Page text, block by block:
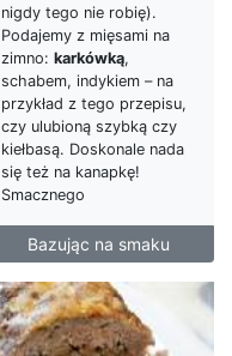
nigdy tego nie robię).
Podajemy z mięsami na
zimno: karkówką,
schabem, indykiem – na
przykład z tego przepisu,
czy ulubioną szybką czy
kiełbasą. Doskonale nada
się też na kanapkę!
Smacznego
Bazując na smaku